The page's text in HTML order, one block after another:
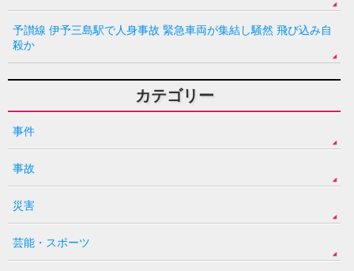
予讃線 伊予三島駅で人身事故 緊急車両が集結し騒然 飛び込み自
殺か
カテゴリー
事件
事故
災害
芸能・スポーツ